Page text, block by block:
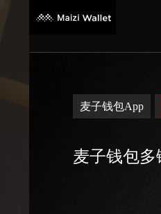
麦子钱包App
麦子钱包多